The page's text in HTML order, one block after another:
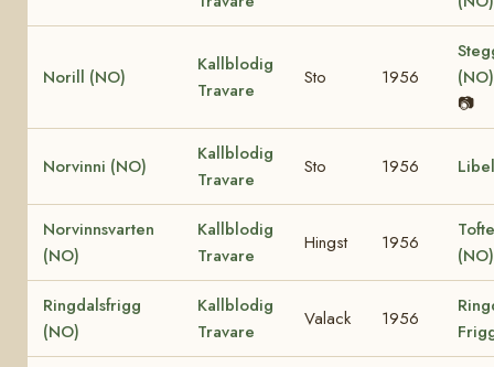
Norill (NO)
Kallblodig
Travare
Sto 1956
📷
Norvinni (NO)
Kallblodig
Travare
Sto 1956
Norvinnsvarten
(NO)
Kallblodig
Travare
Hingst 1956
(NO)
Ringdalsfrigg
(NO)
Kallblodig
Travare
Valack 1956